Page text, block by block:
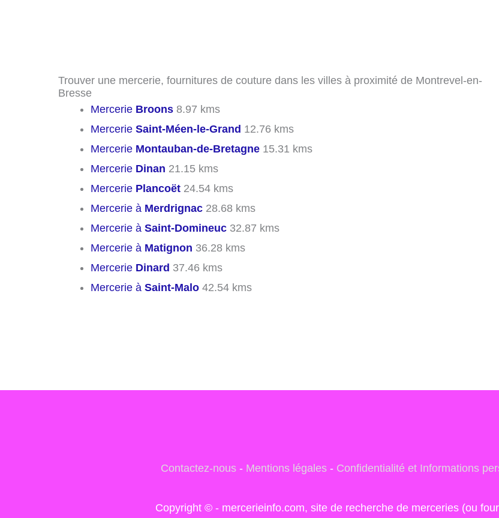
Trouver une mercerie, fournitures de couture dans les villes à proximité de Montrevel-en-
Bresse
Mercerie Broons 8.97 kms
Mercerie Saint-Méen-le-Grand 12.76 kms
Mercerie Montauban-de-Bretagne 15.31 kms
Mercerie Dinan 21.15 kms
Mercerie Plancoët 24.54 kms
Mercerie à Merdrignac 28.68 kms
Mercerie à Saint-Domineuc 32.87 kms
Mercerie à Matignon 36.28 kms
Mercerie Dinard 37.46 kms
Mercerie à Saint-Malo 42.54 kms
Contactez-nous- Mentions légales- Confidentialité et Informations
Copyright © - mercerieinfo.com, site de recherche de merceries (ou